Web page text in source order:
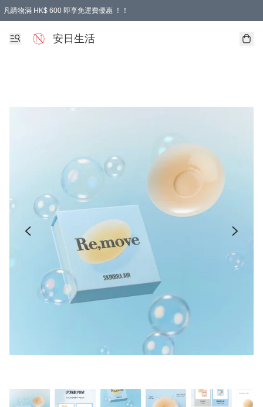
凡購物滿 HK$ 600 即享免運費優惠 ！！
安日生活